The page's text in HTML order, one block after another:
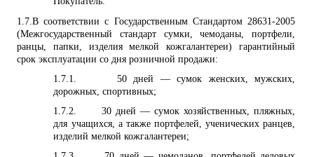
1.7. В соответствии с Государственным Стандартом 28631-2005
(Межгосударственный стандарт сумки, чемоданы, портфели,
ранцы, папки, изделия мелкой кожгалантереи) гарантийный
срок эксплуатации со дня розничной продажи:
1.7.1.
50 дней — сумок женских, мужских,
дорожных, спортивных;
1.7.2.
30 дней — сумок хозяйственных, пляжных,
для учащихся, а также портфелей, ученических ранцев,
изделий мелкой кожгалантереи;